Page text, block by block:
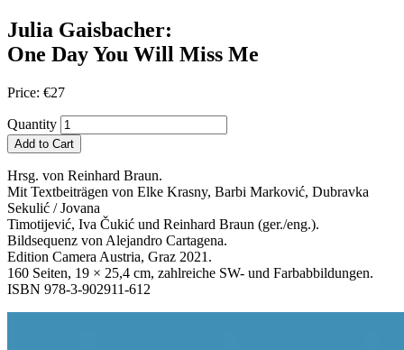
Julia Gaisbacher:
One Day You Will Miss Me
Price: €27
Quantity
Add to Cart
Hrsg. von Reinhard Braun.
Mit Textbeiträgen von Elke Krasny, Barbi Marković, Dubravka
Sekulić / Jovana
Timotijević, Iva Čukić und Reinhard Braun (ger./eng.).
Bildsequenz von Alejandro Cartagena.
Edition Camera Austria, Graz 2021.
160 Seiten, 19 × 25,4 cm, zahlreiche SW- und Farbabbildungen.
ISBN 978-3-902911-612